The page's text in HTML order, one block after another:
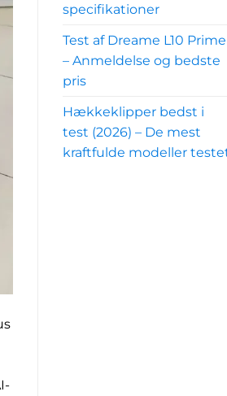
specifikationer
Test af Dreame L10 Prime
– Anmeldelse og bedste
pris
Hækkeklipper bedst i
test (2026) – De mest
kraftfulde modeller